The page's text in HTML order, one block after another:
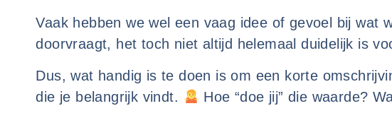
Vaak hebben we wel een vaag idee of gevoel bij wat
doorvraagt, het toch niet altijd helemaal duidelijk is
Dus, wat handig is te doen is om een korte
die je belangrijk vindt.
Hoe “doe jij” die waarde?